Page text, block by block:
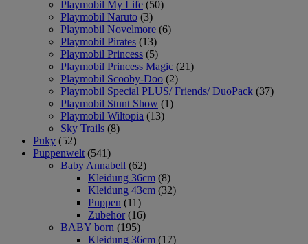
Playmobil My Life (50)
Playmobil Naruto (3)
Playmobil Novelmore (6)
Playmobil Pirates (13)
Playmobil Princess (5)
Playmobil Princess Magic (21)
Playmobil Scooby-Doo (2)
Playmobil Special PLUS/ Friends/ DuoPack (37)
Playmobil Stunt Show (1)
Playmobil Wiltopia (13)
Sky Trails (8)
Puky (52)
Puppenwelt (541)
Baby Annabell (62)
Kleidung 36cm (8)
Kleidung 43cm (32)
Puppen (11)
Zubehör (16)
BABY born (195)
Kleidung 36cm (17)